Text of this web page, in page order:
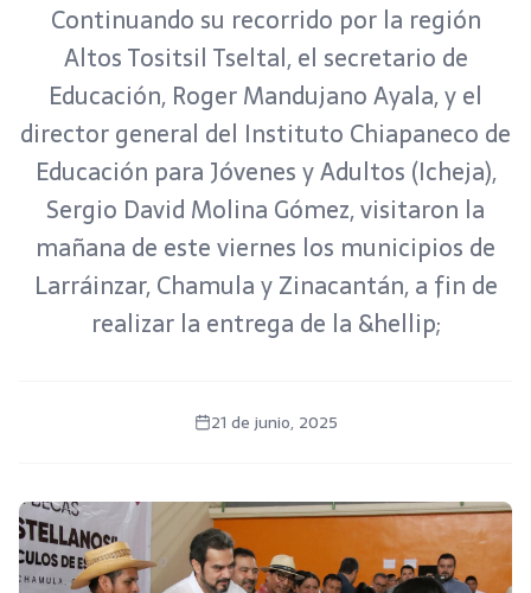
Continuando su recorrido por la región
Altos Tositsil Tseltal, el secretario de
Educación, Roger Mandujano Ayala, y el
director general del Instituto Chiapaneco de
Educación para Jóvenes y Adultos (Icheja),
Sergio David Molina Gómez, visitaron la
mañana de este viernes los municipios de
Larráinzar, Chamula y Zinacantán, a fin de
realizar la entrega de la &hellip;
21 de junio, 2025